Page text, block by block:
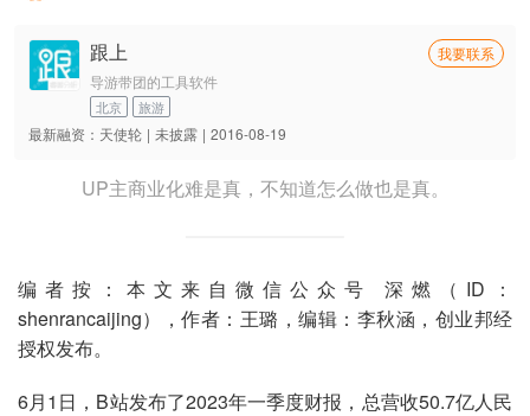
跟上
我要联系
导游带团的工具软件
北京 旅游
最新融资： 天使轮 | 未披露 | 2016-08-19
UP主商业化难是真，不知道怎么做也是真。
编者按：本文来自微信公众号 深燃（ID：
shenrancaijing），作者：王璐，编辑：李秋涵，创业邦经
授权发布。
6月1日，B站发布了2023年一季度财报，总营收50.7亿人民